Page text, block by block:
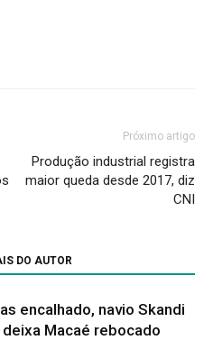
Próximo artigo
Produção industrial registra
maior queda desde 2017, diz
CNI
DO AUTOR
encalhado, navio Skandi
Macaé rebocado